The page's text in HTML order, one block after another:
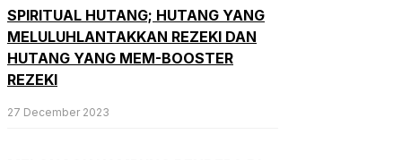
SPIRITUAL HUTANG; HUTANG YANG
MELULUHLANTAKKAN REZEKI DAN
HUTANG YANG MEM-BOOSTER
REZEKI
27 December 2023